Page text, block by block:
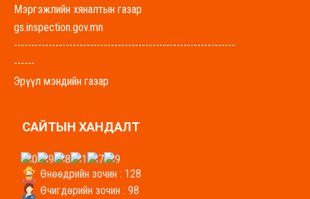
Мэргэжлийн хяналтын газар
gs.inspection.gov.mn
----------------------------------------------------------------
------
Эрүүл мэндийн газар
----------------------------------------------------------------
-------
Хүнс, хөдөө аж ахуйн газар
uhaag.gs.gov.mn
----------------------------------------------------------------
САЙТЫН ХАНДАЛТ
Өнөөдрийн зочин : 128
Өчигдөрийн зочин : 98